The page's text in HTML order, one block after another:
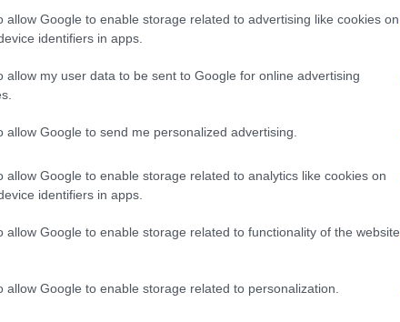
allow Google to enable storage related to advertising like cookies on
identifiers in apps.
allow my user data to be sent to Google for online advertising
allow Google to send me personalized advertising.
allow Google to enable storage related to analytics like cookies on
identifiers in apps.
allow Google to enable storage related to functionality of the website
allow Google to enable storage related to personalization.
habitat marini vengono compromessi. La
mantenere l’equilibrio ecologico negli
protezione.
per salvare le barriere coralline. Nelle
diri-colorazione dei coralli, che mirano
barriere. Questo approccio si sta rivelando
dove i ricercatori sono molto attenti alla